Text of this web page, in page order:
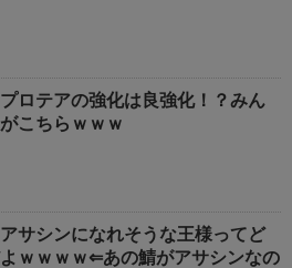
プロテアの強化は良強化！？みん
こちらｗｗｗ
アサシンになれそうな王様ってど
ｗｗｗｗ⇐あの鯖がアサシンなの